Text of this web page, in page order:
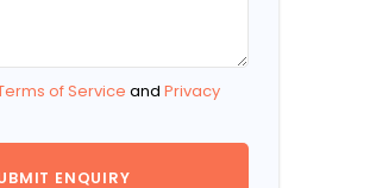
of Service and Privacy